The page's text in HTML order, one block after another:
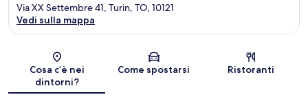
Mappa
Via XX Settembre 41, Turin, TO, 10121
Vedi sulla mappa
Cosa c’è nei
dintorni?
Come spostarsi Ristoranti